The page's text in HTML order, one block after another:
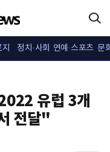
정치·사회 연예·스포츠 문
유럽 3개
전달"